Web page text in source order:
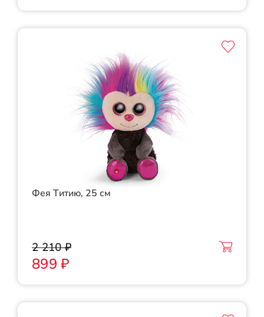
Фея Титию, 25 см
2 210 ₽
899 ₽